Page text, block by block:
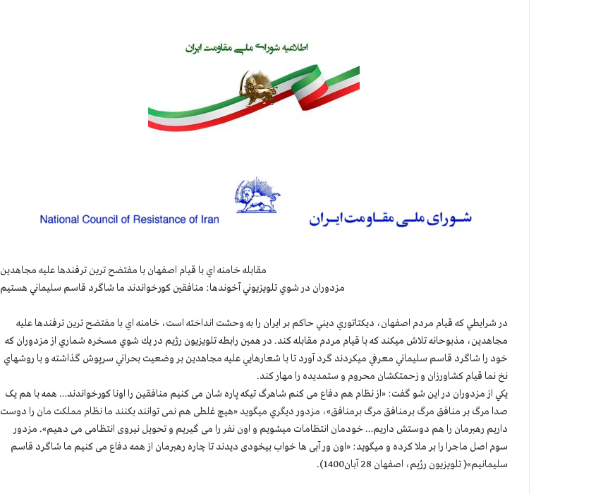
مقابله خامنه اي با قيام اصفهان با مفتضح ترين ترفندها عليه مجاهدين
مزدوران در شوي تلويزيوني آخوندها: منافقين كورخواندند ما شاگرد قاسم سليماني هستيم
در شرايطي كه قيام مردم اصفهان، ديكتاتوري ديني حاكم بر ايران را به وحشت انداخته است، خامنه اي با مفتضح ترين ترفندها عليه
مجاهدين، مذبوحانه تلاش ميكند كه با قيام مردم مقابله كند. در همين رابطه تلويزيون رژيم در يك شوي مسخره شماري از مزدوران كه
خود را شاگرد قاسم سليماني معرفي ميكردند گرد آورد تا با شعارهايي عليه مجاهدين بر وضعيت بحراني سرپوش گذاشته و با روشهاي
نخ نما قيام كشاورزان و زحمتكشان محروم و ستمديده را مهار كند.
يكي از مزدوران در اين شو گفت: «از نظام هم دفاع می کنم شاهرگ تیکه پاره شان می کنیم منافقین را اونا کورخواندند… همه با هم یک
صدا مرگ بر منافق مرگ برمنافق مرگ برمنافق»، مزدور ديگري ميگويد «هیچ غلطی هم نمی توانند بکنند ما نظام مملکت مان را دوست
داریم رهبرمان را هم دوستش داریم… خودمان انتظامات میشویم و اون نفر را می گیریم و تحویل نیروی انتظامی می دهیم». مزدور
سوم اصل ماجرا را بر ملا كرده و ميگويد: «اون ور آبی ها خواب بیخودی دیدند تا چاره رهبرمان از همه دفاع می کنیم ما شاگرد قاسم
سلیمانیم»( تلويزيون رژيم، اصفهان 28 آبان1400).